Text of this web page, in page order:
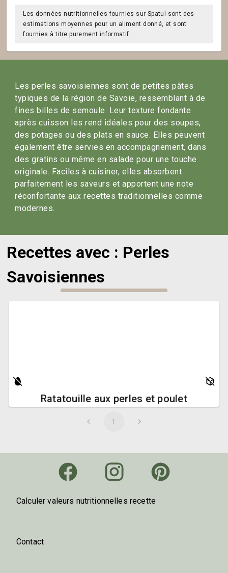
Les données nutritionnelles fournies sur Spatul sont des
estimations moyennes pour un aliment donné, et sont
fournies à titre purement informatif.
Les perles savoisiennes sont de petites pâtes
typiques de la région de Savoie, ressemblant à de
fines billes de semoule. Leur texture fondante
après cuisson les rend idéales pour des soupes,
des potages ou des plats en sauce. Elles peuvent
également être servies en accompagnement, dans
des gratins ou même en salade pour une touche
originale. Faciles à cuisiner, elles absorbent
parfaitement les saveurs et apportent une note
réconfortante aux recettes traditionnelles comme
modernes.
Recettes avec : Perles
Savoisiennes
Ratatouille aux perles et poulet
1
Calculer valeurs nutritionnelles recette
Contact